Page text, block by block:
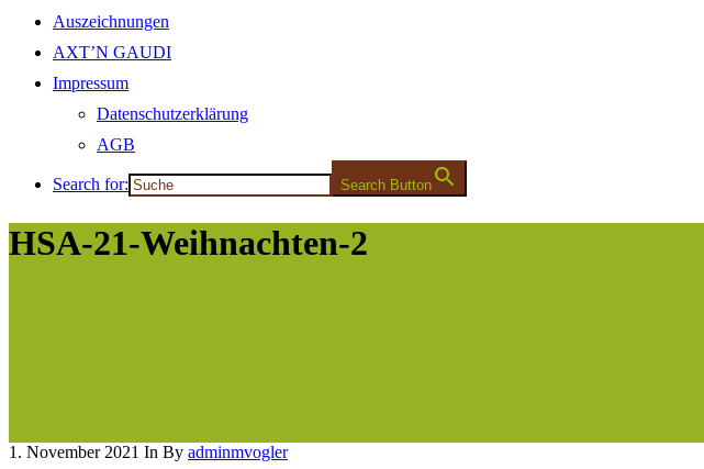
Auszeichnungen
AXT’N GAUDI
Impressum
Datenschutzerklärung
AGB
Search for: Search Button
HSA-21-Weihnachten-2
1. November 2021 In By adminmvogler